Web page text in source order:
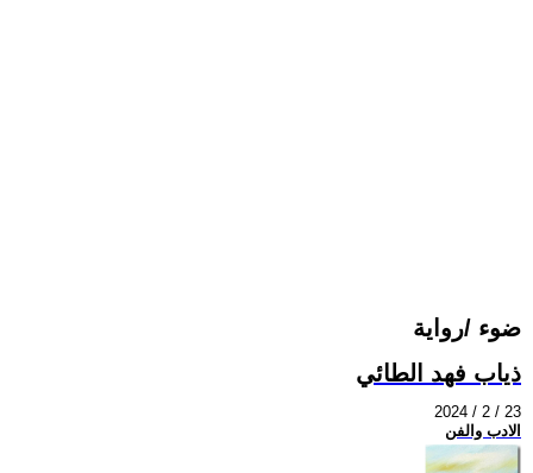
ضوء /رواية
ذياب فهد الطائي
2024 / 2 / 23
الادب والفن